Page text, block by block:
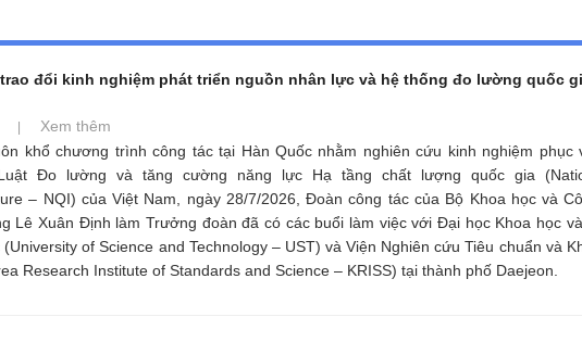
trao đổi kinh nghiệm phát triển nguồn nhân lực và hệ thống đo lường quốc
Xem thêm
khổ chương trình công tác tại Hàn Quốc nhằm nghiên cứu kinh nghiệm phục
Đo lường và tăng cường năng lực Hạ tầng chất lượng quốc gia
– NQI) của Việt Nam, ngày 28/7/2026, Đoàn công tác của Bộ Khoa học và
Lê Xuân Định làm Trưởng đoàn đã có các buổi làm việc với Đại học Khoa học
(University of Science and Technology – UST) và Viện Nghiên cứu Tiêu chuẩn và
Research Institute of Standards and Science – KRISS) tại thành phố Daejeon.